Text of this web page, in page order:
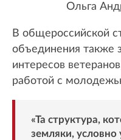
Ольга
В общероссийской
объединения также
интересов
работой с
«Та структура,
земляки,